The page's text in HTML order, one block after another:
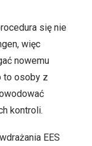
się nie
więc
nowemu
to osoby z
kontroli.
EES